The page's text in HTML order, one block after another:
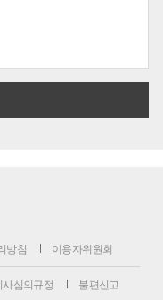
방침 이용자위원회
사심의규정 불편신고